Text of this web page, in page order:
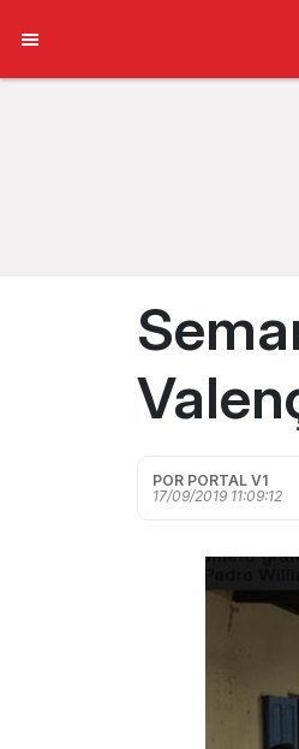
POR PORTAL V1
17/09/2019 11:09:12